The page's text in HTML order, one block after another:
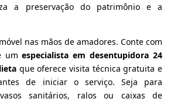
a preservação do patrimônio e a
nas mãos de amadores. Conte com
umespecialista em desentupidora 24
que oferece visita técnica gratuita e
de iniciar o serviço. Seja para
sanitários, ralos ou caixas de